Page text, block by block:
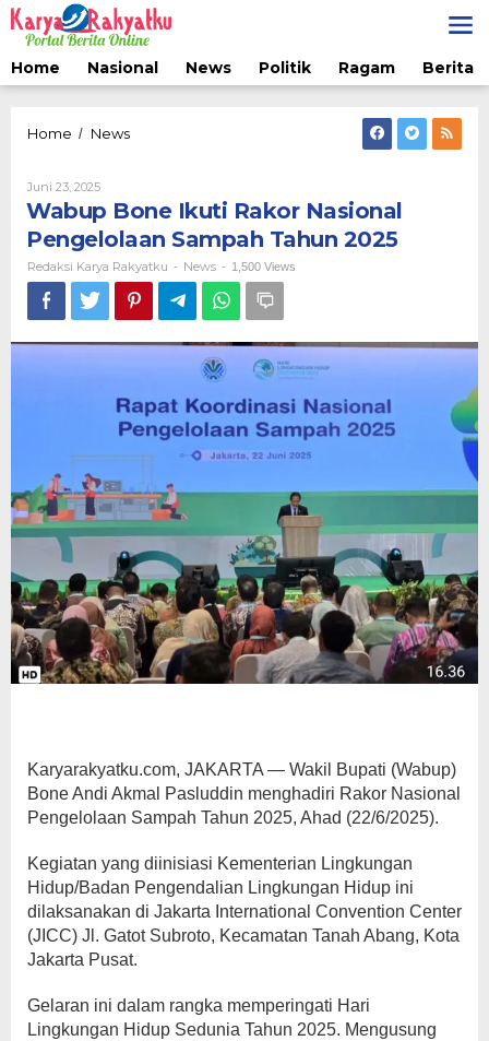
Lewati
ke
konten
Home
Nasional News Politik Ragam Berita
Home / NewsWabup
Nasional
Pengelolaan
Sampah
Tahun
2025
Juni 23, 2025Oleh
Redaksi
Karya
Rakyatku
Wabup Bone Ikuti Rakor Nasional
Pengelolaan Sampah Tahun 2025
Redaksi Karya Rakyatku - News - 1,500 Views
Karyarakyatku.com, JAKARTA — Wakil Bupati (Wabup)
Bone Andi Akmal Pasluddin menghadiri Rakor Nasional
Pengelolaan Sampah Tahun 2025, Ahad (22/6/2025).
Kegiatan yang diinisiasi Kementerian Lingkungan
Hidup/Badan Pengendalian Lingkungan Hidup ini
dilaksanakan di Jakarta International Convention Center
(JICC) Jl. Gatot Subroto, Kecamatan Tanah Abang, Kota
Jakarta Pusat.
Gelaran ini dalam rangka memperingati Hari
Lingkungan Hidup Sedunia Tahun 2025. Mengusung